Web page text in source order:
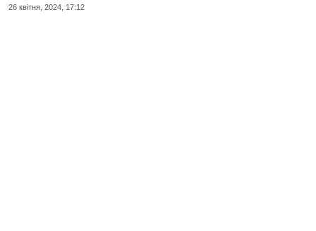
26 квiтня, 2024, 17:12